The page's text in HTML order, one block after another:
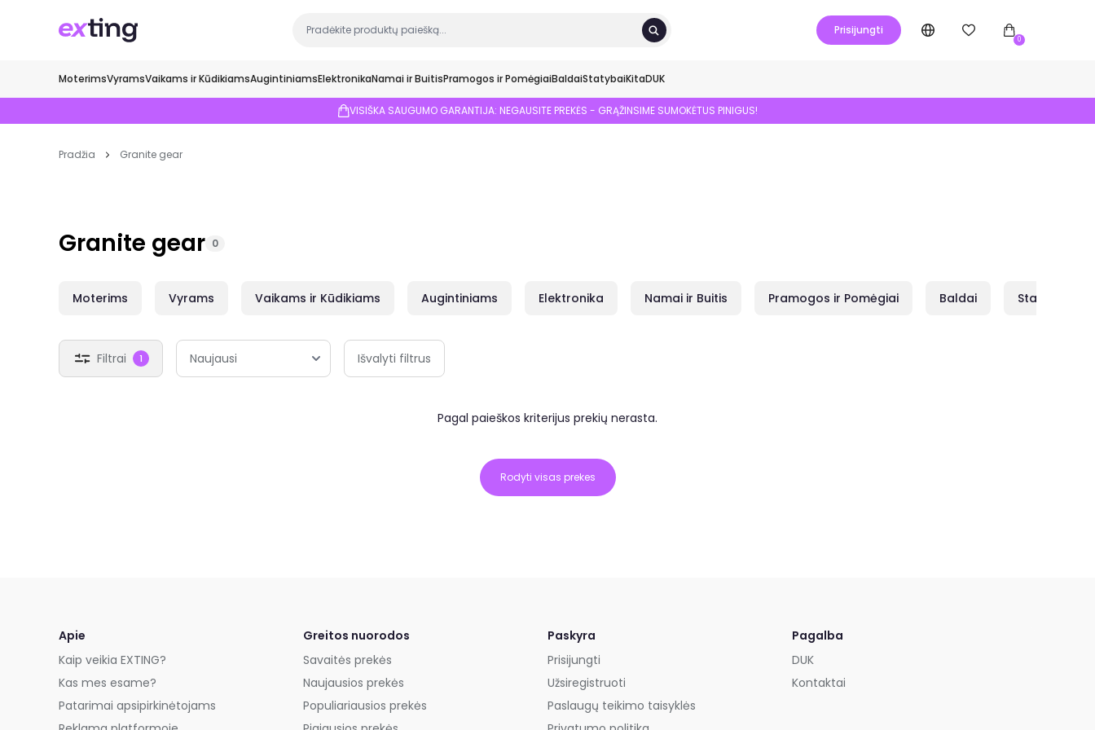
Prisijungti
0
MoterimsVyramsVaikams ir KūdikiamsAugintiniamsElektronikaNamai ir BuitisPramogos ir PomėgiaiBaldaiStatybaiKitaDUK
VISIŠKA SAUGUMO GARANTIJA: NEGAUSITE PREKĖS - GRĄŽINSIME SUMOKĖTUS PINIGUS!
Pradžia Granite gear
Granite gear 0
Moterims Vyrams Vaikams ir Kūdikiams Augintiniams Elektronika Namai ir Buitis Pramogos ir Pomėgiai Baldai Statybai
Filtrai 1 Išvalyti filtrus
Pagal paieškos kriterijus prekių nerasta.
Rodyti visas prekes
Apie
Kaip veikia EXTING?
Kas mes esame?
Patarimai apsipirkinėtojams
Greitos nuorodos
Savaitės prekės
Naujausios prekės
Populiariausios prekės
Paskyra
Prisijungti
Užsiregistruoti
Paslaugų teikimo taisyklės
Pagalba
DUK
Kontaktai